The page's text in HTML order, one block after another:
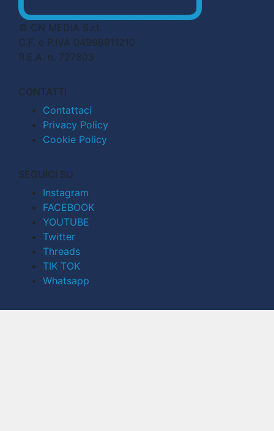
© CN MEDIA S.r.l.
C.F. e P.IVA 04998911210
R.E.A. n. 727803
CONTATTI
Contattaci
Privacy Policy
Cookie Policy
SEGUICI SU
Instagram
FACEBOOK
YOUTUBE
Twitter
Threads
TIK TOK
Whatsapp